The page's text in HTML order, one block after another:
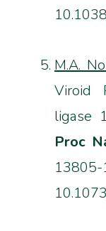
M.A.
Viroid
ligase
Proc